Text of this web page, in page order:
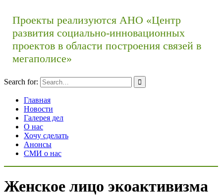
Проекты реализуются АНО «Центр
развития социально-инновационных
проектов в области построения связей в
мегаполисе»
Search for:
Главная
Новости
Галерея дел
О нас
Хочу сделать
Анонсы
СМИ о нас
Женское лицо экоактивизма